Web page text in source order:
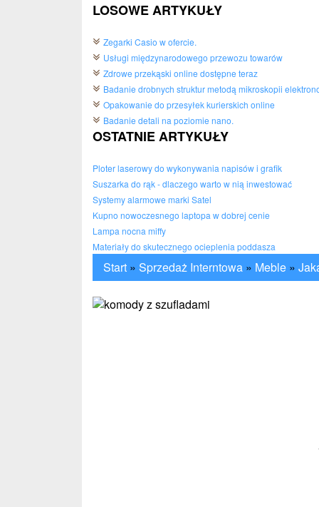
LOSOWE ARTYKUŁY
Zegarki Casio w ofercie.
Usługi międzynarodowego przewozu towarów
Zdrowe przekąski online dostępne teraz
Badanie drobnych struktur metodą mikroskopii
Opakowanie do przesyłek kurierskich online
Badanie detali na poziomie nano.
OSTATNIE ARTYKUŁY
Ploter laserowy do wykonywania napisów i grafik
Suszarka do rąk - dlaczego warto w nią inwestować
Systemy alarmowe marki Satel
Kupno nowoczesnego laptopa w dobrej cenie
Lampa nocna miffy
Materiały do skutecznego ocieplenia poddasza
Start » Sprzedaż Interntowa » Meble »